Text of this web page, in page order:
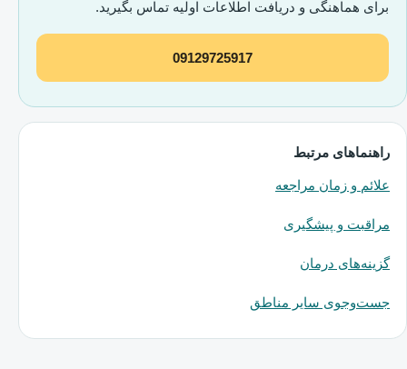
برای هماهنگی و دریافت اطلاعات اولیه تماس بگیرید.
09129725917
راهنماهای مرتبط
علائم و زمان مراجعه
مراقبت و پیشگیری
گزینه‌های درمان
جست‌وجوی سایر مناطق